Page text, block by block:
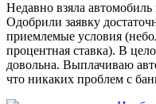
Недавно взяла
Одобрили заявку
приемлемые условия
процентная ставка). В
довольна. Выплачиваю
что никаких проблем с